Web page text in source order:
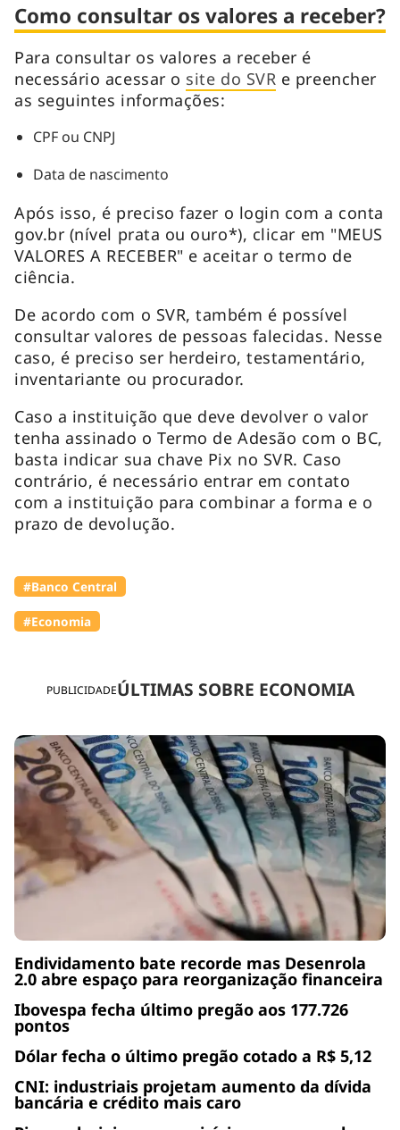
PUBLICIDADEÚLTIMAS SOBRE ECONOMIA
Endividamento bate recorde mas Desenrola
2.0 abre espaço para reorganização financeira
Ibovespa fecha último pregão aos 177.726
pontos
Dólar fecha o último pregão cotado a R$ 5,12
CNI: industriais projetam aumento da dívida
bancária e crédito mais caro
Como consultar os valores a receber?
Para consultar os valores a receber é
necessário acessar o site do SVR e preencher
as seguintes informações:
CPF ou CNPJ
Data de nascimento
Após isso, é preciso fazer o login com a conta
gov.br (nível prata ou ouro*), clicar em "MEUS
VALORES A RECEBER" e aceitar o termo de
ciência.
De acordo com o SVR, também é possível
consultar valores de pessoas falecidas. Nesse
caso, é preciso ser herdeiro, testamentário,
inventariante ou procurador.
Caso a instituição que deve devolver o valor
tenha assinado o Termo de Adesão com o BC,
basta indicar sua chave Pix no SVR. Caso
contrário, é necessário entrar em contato
com a instituição para combinar a forma e o
prazo de devolução.
#Banco Central
#Economia